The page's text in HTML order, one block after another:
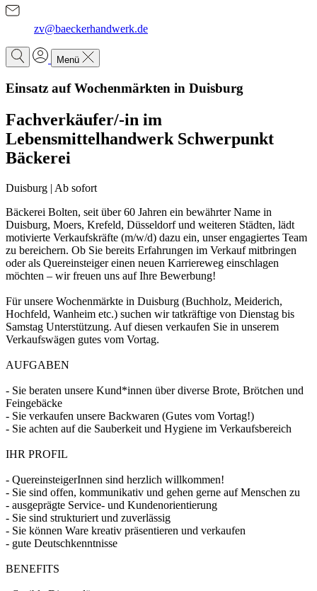
zv@baeckerhandwerk.de
Menü
Einsatz auf Wochenmärkten in Duisburg
Fachverkäufer/-in im
Lebensmittelhandwerk Schwerpunkt
Bäckerei
Duisburg | Ab sofort
Bäckerei Bolten, seit über 60 Jahren ein bewährter Name in
Duisburg, Moers, Krefeld, Düsseldorf und weiteren Städten, lädt
motivierte Verkaufskräfte (m/w/d) dazu ein, unser engagiertes Team
zu bereichern. Ob Sie bereits Erfahrungen im Verkauf mitbringen
oder als Quereinsteiger einen neuen Karriereweg einschlagen
möchten – wir freuen uns auf Ihre Bewerbung!
Für unsere Wochenmärkte in Duisburg (Buchholz, Meiderich,
Hochfeld, Wanheim etc.) suchen wir tatkräftige von Dienstag bis
Samstag Unterstützung. Auf diesen verkaufen Sie in unserem
Verkaufswägen gutes vom Vortag.
AUFGABEN
- Sie beraten unsere Kund*innen über diverse Brote, Brötchen und
Feingebäcke
- Sie verkaufen unsere Backwaren (Gutes vom Vortag!)
- Sie achten auf die Sauberkeit und Hygiene im Verkaufsbereich
IHR PROFIL
- QuereinsteigerInnen sind herzlich willkommen!
- Sie sind offen, kommunikativ und gehen gerne auf Menschen zu
- ausgeprägte Service- und Kundenorientierung
- Sie sind strukturiert und zuverlässig
- Sie können Ware kreativ präsentieren und verkaufen
- gute Deutschkenntnisse
BENEFITS